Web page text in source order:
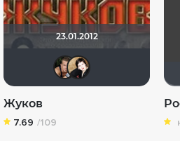
23.01.2012
Жуков
7.69 /109